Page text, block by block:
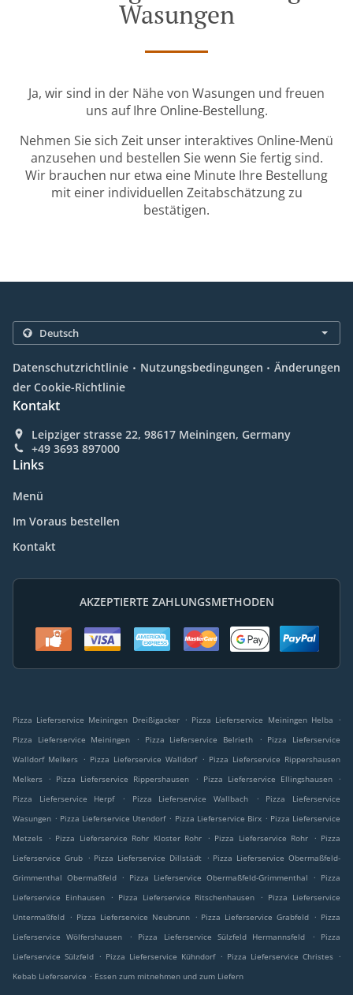
Wasungen
Ja, wir sind in der Nähe von Wasungen und freuen
uns auf Ihre Online-Bestellung.
Nehmen Sie sich Zeit unser interaktives Online-Menü
anzusehen und bestellen Sie wenn Sie fertig sind.
Wir brauchen nur etwa eine Minute Ihre Bestellung
mit einer individuellen Zeitabschätzung zu
bestätigen.
Datenschutzrichtlinie . Nutzungsbedingungen . Änderungen
der Cookie-Richtlinie
Kontakt
Leipziger strasse 22, 98617 Meiningen, Germany
+49 3693 897000
Links
Menü
Im Voraus bestellen
Kontakt
AKZEPTIERTE ZAHLUNGSMETHODEN
Pizza Lieferservice Meiningen Dreißigacker . Pizza Lieferservice Meiningen Helba
.
Pizza Lieferservice Meiningen
. Pizza Lieferservice Belrieth . Pizza Lieferservice
Walldorf Melkers . Pizza Lieferservice Walldorf . Pizza Lieferservice Rippershausen
Melkers
. Pizza Lieferservice Rippershausen . Pizza Lieferservice Ellingshausen
.
Pizza Lieferservice Herpf
. Pizza Lieferservice Wallbach .
Pizza Lieferservice
Wasungen . Pizza Lieferservice Utendorf . Pizza Lieferservice Birx . Pizza Lieferservice
Metzels
. Pizza Lieferservice Rohr Kloster Rohr . Pizza Lieferservice Rohr . Pizza
Lieferservice Grub . Pizza Lieferservice Dillstädt . Pizza Lieferservice Obermaßfeld-
Grimmenthal Obermaßfeld . Pizza Lieferservice Obermaßfeld-Grimmenthal . Pizza
Lieferservice Einhausen
. Pizza Lieferservice Ritschenhausen . Pizza Lieferservice
Untermaßfeld . Pizza Lieferservice Neubrunn . Pizza Lieferservice Grabfeld . Pizza
Lieferservice Wölfershausen
. Pizza Lieferservice Sülzfeld Hermannsfeld .
Pizza
Lieferservice Sülzfeld . Pizza Lieferservice Kühndorf . Pizza Lieferservice Christes .
Kebab Lieferservice . Essen zum mitnehmen und zum Liefern